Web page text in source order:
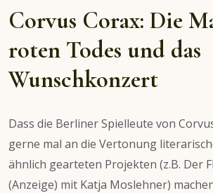
Corvus Corax: Die
roten Todes und das
Wunschkonzert
Dass die Berliner Spielleute von
gerne mal an die Vertonung
ähnlich gearteten Projekten (z.B. Der
(Anzeige) mit Katja Moslehner)